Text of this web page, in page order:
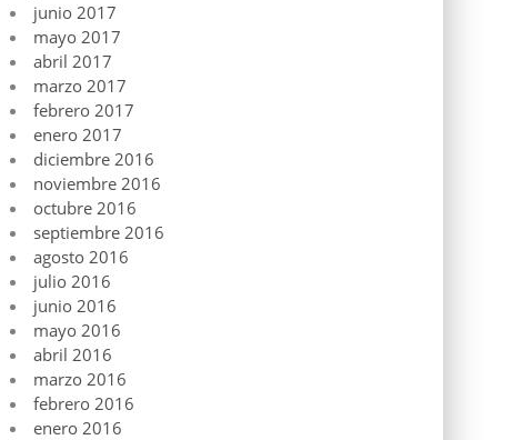
junio 2017
mayo 2017
abril 2017
marzo 2017
febrero 2017
enero 2017
diciembre 2016
noviembre 2016
octubre 2016
septiembre 2016
agosto 2016
julio 2016
junio 2016
mayo 2016
abril 2016
marzo 2016
febrero 2016
enero 2016